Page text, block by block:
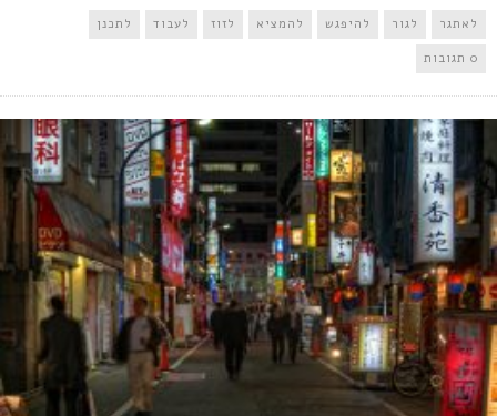
לאתגר לגור להיפגש להמציא לזוז לעבוד לתכנן
0 תגובות